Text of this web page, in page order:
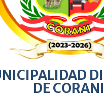
DE CORANI